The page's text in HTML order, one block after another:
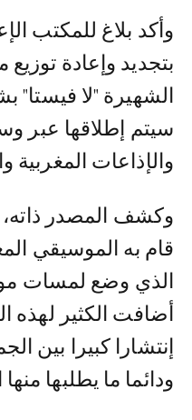
وأكد بلاغ للمكتب
بتجديد وإعادة توزيع
الشهيرة "لا
سيتم إطلاقها عبر
والإذاعات المغربية
وكشف المصدر ذاته،
قام به الموسيقي
الذي وضع لمسات
أضافت الكثير لهذه
إنتشارا كبيرا بين
ودائما ما يطلبها